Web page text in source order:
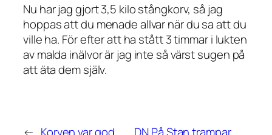
Nu har jag gjort 3,5 kilo stångkorv, så jag
hoppas att du menade allvar när du sa att du
ville ha. För efter att ha stått 3 timmar i lukten
av malda inälvor är jag inte så värst sugen på
att äta dem själv.